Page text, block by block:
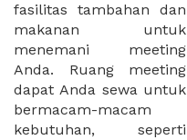
fasilitas tambahan dan
makanan untuk
menemani meeting
Anda. Ruang meeting
dapat Anda sewa untuk
bermacam-macam
kebutuhan, seperti
disesuaikan dengan
kebutuhan klien Anda.
Sewa meeting room di
XWORK akan
mempermudah
meeting Anda dan
membuat klien Anda